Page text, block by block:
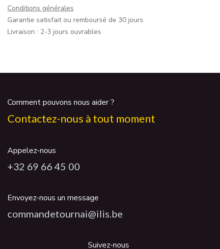
Conditions générales
Garantie satisfait ou remboursé de 30 jours
Livraison : 2-3 jours ouvrables
Comment pouvons nous aider ?
Contactez-nous à tout moment
Appelez-nous
+32 69 66 45 00
Envoyez-nous un message
commandetournai@ilis.be
Suivez-nous